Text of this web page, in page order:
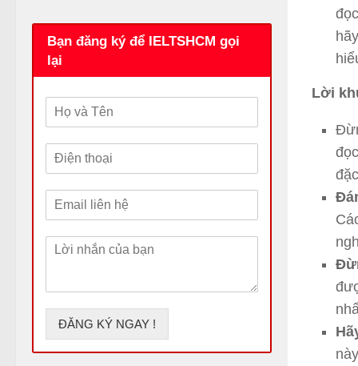
Lời
Bạn đăng ký để IELTSHCM gọi
lại
*
m
n
h
n
c
ĐĂNG KÝ NGAY !